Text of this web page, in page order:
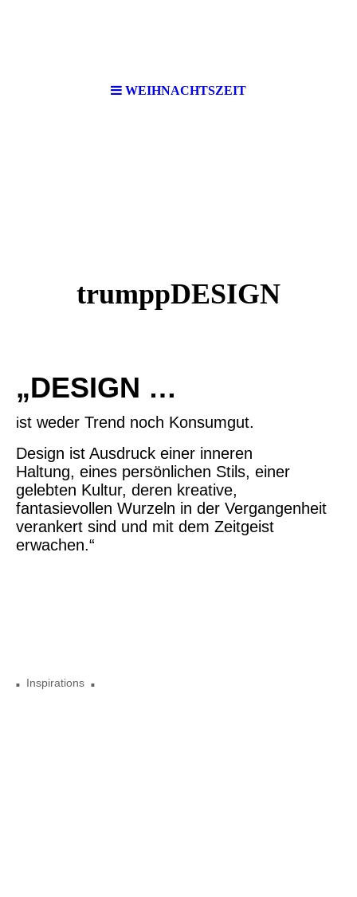
WEIHNACHTSZEIT
trumppDESIGN
„DESIGN …
ist weder Trend noch Konsumgut.
Design ist Ausdruck einer inneren
Haltung, eines persönlichen Stils, einer
gelebten Kultur, deren kreative,
fantasievollen Wurzeln in der Vergangenheit
verankert sind und mit dem Zeitgeist
erwachen.“
■ Inspirations ■